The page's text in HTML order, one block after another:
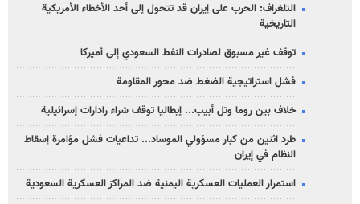
التلغراف: الحرب على إيران قد تتحول إلى أحد الأخطاء الأمريكية
التاريخية
توقف غير مسبوق لصادرات النفط السعودي إلى أميركا
فشل استراتيجية الضغط ضد محور المقاومة
خلاف بين روما وتل أبيب... إيطاليا توقف شراء رادارات إسرائيلية
طرد اثنين من كبار مسؤولي الموساد... تداعيات فشل مؤامرة إسقاط
النظام في إيران
استمرار العمليات العسكرية اليمنية ضد المراكز العسكرية السعودية